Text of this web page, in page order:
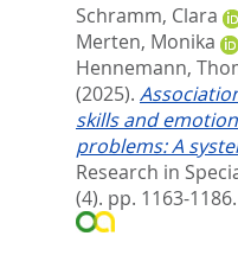
Schramm, Clara
Merten, Monika
Hennemann,
(2025).
skills and
problems: A
Research in
(4). pp. 1163-1186.